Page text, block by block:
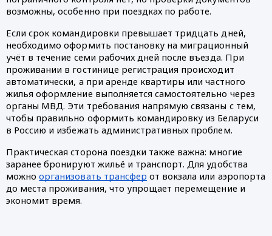
возможны, особенно при поездках по работе.
Если срок командировки превышает тридцать дней,
необходимо оформить постановку на миграционный
учёт в течение семи рабочих дней после въезда. При
проживании в гостинице регистрация происходит
автоматически, а при аренде квартиры или частного
жилья оформление выполняется самостоятельно через
органы МВД. Эти требования напрямую связаны с тем,
чтобы правильно оформить командировку из Беларуси
в Россию и избежать административных проблем.
Практическая сторона поездки также важна: многие
заранее бронируют жильё и транспорт. Для удобства
можноорганизовать трансфер от вокзала или аэропорта
до места проживания, что упрощает перемещение и
экономит время.